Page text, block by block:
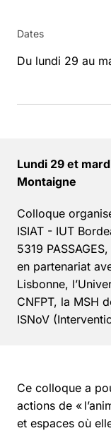
Dates
Du lundi 29 au
Lundi 29 et
Montaigne
Colloque
ISIAT - IUT
5319
en partenariat
Lisbonne,
CNFPT, la MSH
ISNoV
Ce colloque a
actions de «
et espaces où